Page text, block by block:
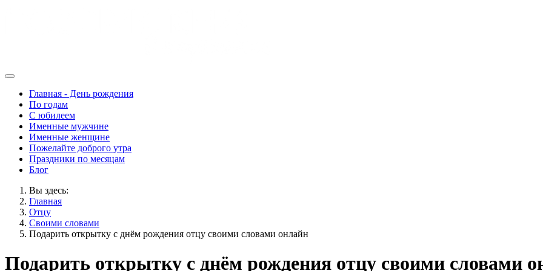
Главная - День рождения
По годам
С юбилеем
Именные мужчине
Именные женщине
Пожелайте доброго утра
Праздники по месяцам
Блог
Вы здесь:
Главная
Отцу
Своими словами
Подарить открытку с днём рождения отцу своими словами онлайн
Подарить открытку с днём рождения отцу своими словами